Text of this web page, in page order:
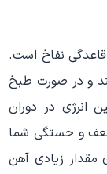
نفاخ است.
و در صورت طبخ
انرژی در دوران
و خستگی شما
زیادی آهن